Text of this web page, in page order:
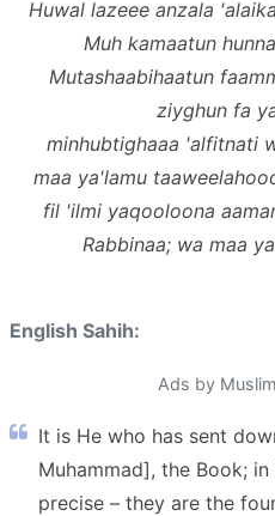
Huwal lazeee anzala
Muh kamaatun
Mutashaabihaatun
ziyghun fa
minhubtighaaa 'alfitnati
maa ya'lamu
fil 'ilmi yaqooloona
Rabbinaa; wa maa
English Sahih:
Ads by
It is He who has sent
Muhammad], the Book;
precise – they are the